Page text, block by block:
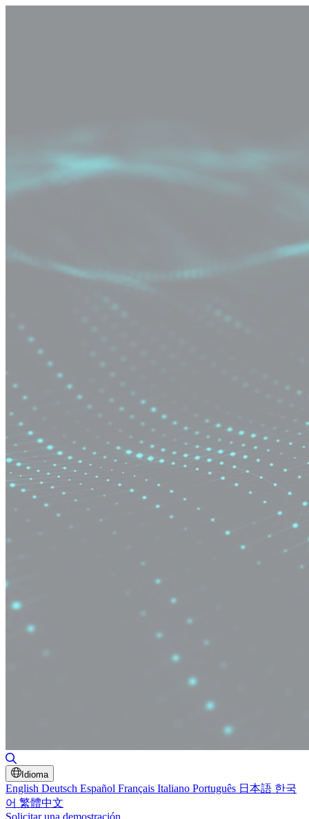
Idioma
English Deutsch Español Français Italiano Português 日本語 한국
어 繁體中文
Solicitar una demostración